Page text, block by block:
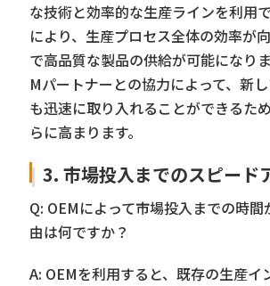
な技術と効率的な生産ラインを利用
により、生産プロセス全体の効率が
で高品質な製品の供給が可能になり
Mパートナーとの協力によって、新
も迅速に取り入れることができるた
らに高まります。
3. 市場投入までのスピード
Q: OEMによって市場投入までの時
由は何ですか？
A: OEMを利用すると、既存の生産イ